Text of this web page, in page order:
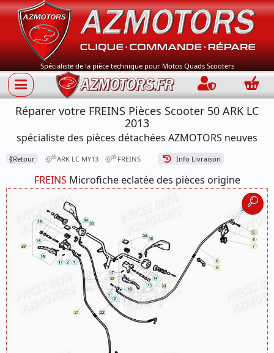
Spécialiste de la pièce technique pour Motos Quads Scooters
Connection
Réparer votre FREINS Pièces Scooter 50 ARK LC
2013
spécialiste des pièces détachées AZMOTORS neuves
⟪Retour ARK LC MY13 FREINS Info Livraison
FREINS Microfiche eclatée des pièces origine